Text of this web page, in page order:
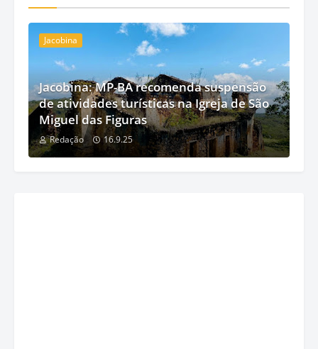
Jacobina
Jacobina: MP-BA recomenda suspensão
de atividades turísticas na Igreja de São
Miguel das Figuras
Redação 16.9.25